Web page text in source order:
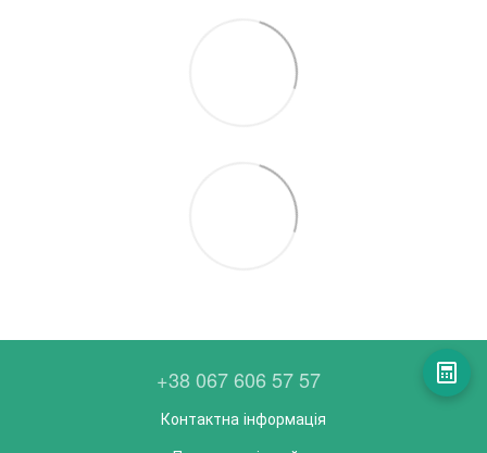
+38 067 606 57 57
Контактна інформація